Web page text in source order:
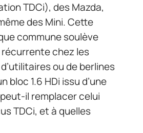
TDCi), des Mazda,
des Mini. Cette
commune soulève
chez les
ou de berlines
bloc 1.6 HDi issu d’une
il remplacer celui
TDCi, et à quelles